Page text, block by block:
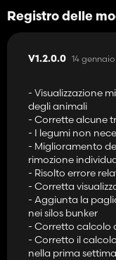
-LeoneLeo
- MA7 Quentin e il team
-Pikaso
- RealismusModding
-TopAce888
- Universo-Simu Bruno
- Wopster
Registro delle
V1.2.0.0 14
- Visualizzazione
degli animali
- Corrette alcune
- I legumi non
- Miglioramento
rimozione
- Risolto errore
- Corretta
- Aggiunta la
nei silos bunker
- Corretto calcolo
- Corretto il
nella prima